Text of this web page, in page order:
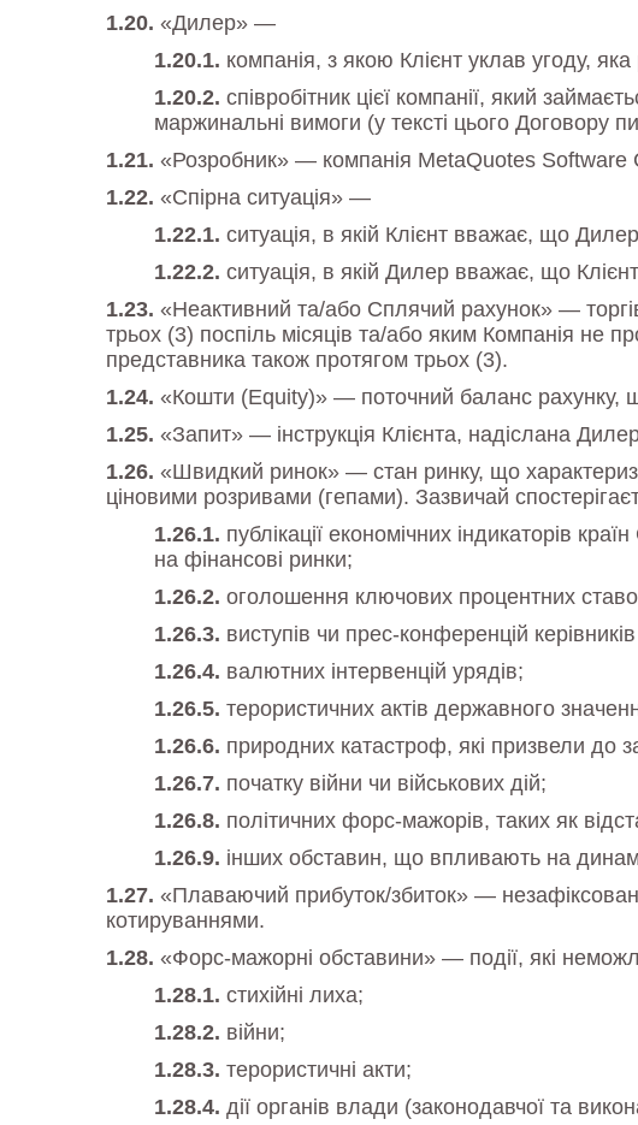
«Дилер» —
компанія, з якою Клієнт уклав угоду,
співробітник цієї компанії, який
маржинальні вимоги (у тексті цього Договору
«Розробник» — компанія MetaQuotes Software
«Спірна ситуація» —
ситуація, в якій Клієнт вважає, що
ситуація, в якій Дилер вважає, що
«Неактивний та/або Сплячий рахунок» —
трьох (3) поспіль місяців та/або яким Компанія не
представника також протягом трьох (3).
«Кошти (Equity)» — поточний баланс рахунку,
«Запит» — інструкція Клієнта, надіслана
«Швидкий ринок» — стан ринку, що
ціновими розривами (гепами). Зазвичай
публікації економічних індикаторів
на фінансові ринки;
оголошення ключових процентних
виступів чи прес-конференцій
валютних інтервенцій урядів;
терористичних актів державного
природних катастроф, які призвели до
початку війни чи військових дій;
політичних форс-мажорів, таких як
інших обставин, що впливають на
«Плаваючий прибуток/збиток» —
котируваннями.
«Форс-мажорні обставини» — події, які
стихійні лиха;
війни;
терористичні акти;
дії органів влади (законодавчої та